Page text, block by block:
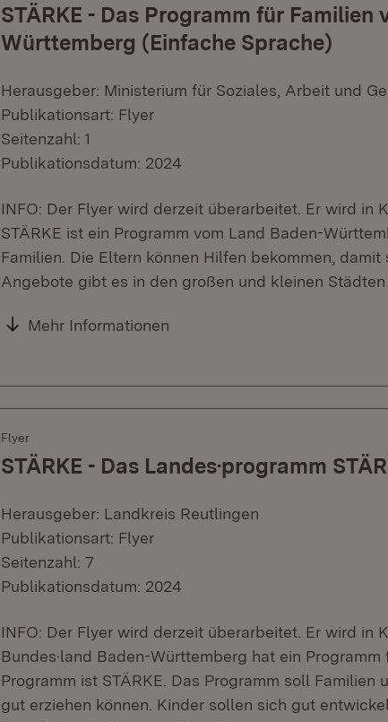
STÄRKE - Das Programm für Familien
Württemberg (Einfache Sprache)
Herausgeber: Ministerium für Soziales, Arbeit und
Publikationsart: Flyer
Seitenzahl: 1
Publikationsdatum: 2024
INFO: Der Flyer wird derzeit überarbeitet. Er wird in
STÄRKE ist ein Programm vom Land Baden-
Familien. Die Eltern können Hilfen bekommen,
Angebote gibt es in den großen und kleinen
Mehr Informationen
Flyer
STÄRKE - Das Landes·programm
Herausgeber: Landkreis Reutlingen
Publikationsart: Flyer
Seitenzahl: 7
Publikationsdatum: 2024
INFO: Der Flyer wird derzeit überarbeitet. Er wird in
Bundes·land Baden-Württemberg hat ein
Programm ist STÄRKE. Das Programm soll
gut erziehen können. Kinder sollen sich gut